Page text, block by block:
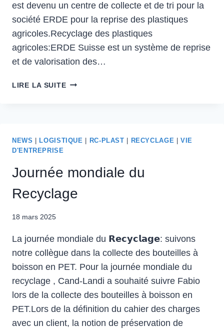
est devenu un centre de collecte et de tri pour la
société ERDE pour la reprise des plastiques
agricoles.Recyclage des plastiques
agricoles:ERDE Suisse est un système de reprise
et de valorisation des…
LIRE LA SUITE RECYCLAGE
NEWS LOGISTIQUE RC-PLAST RECYCLAGE |VIE
D'ENTREPRISE
Journée mondiale du
Recyclage
18 mars 2025
La journée mondiale du 𝗥𝗲𝗰𝘆𝗰𝗹𝗮𝗴𝗲: suivons
notre collègue dans la collecte des bouteilles à
boisson en PET. Pour la journée mondiale du
recyclage , Cand-Landi a souhaité suivre Fabio
lors de la collecte des bouteilles à boisson en
PET.Lors de la définition du cahier des charges
avec un client, la notion de préservation de